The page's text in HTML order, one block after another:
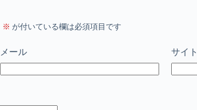
※ が付いている欄は必須項目です
メール サイト